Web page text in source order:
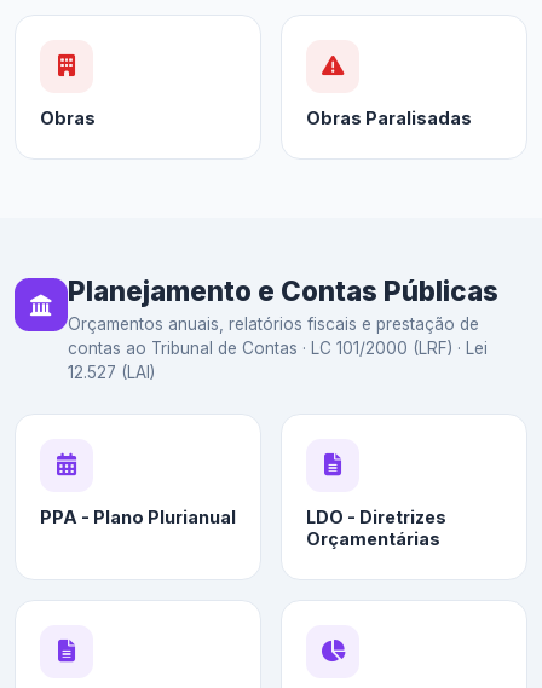
Obras Obras Paralisadas
Planejamento e Contas Públicas
Orçamentos anuais, relatórios fiscais e prestação de
contas ao Tribunal de Contas · LC 101/2000 (LRF) · Lei
12.527 (LAI)
PPA - Plano Plurianual
LDO - Diretrizes
Orçamentárias